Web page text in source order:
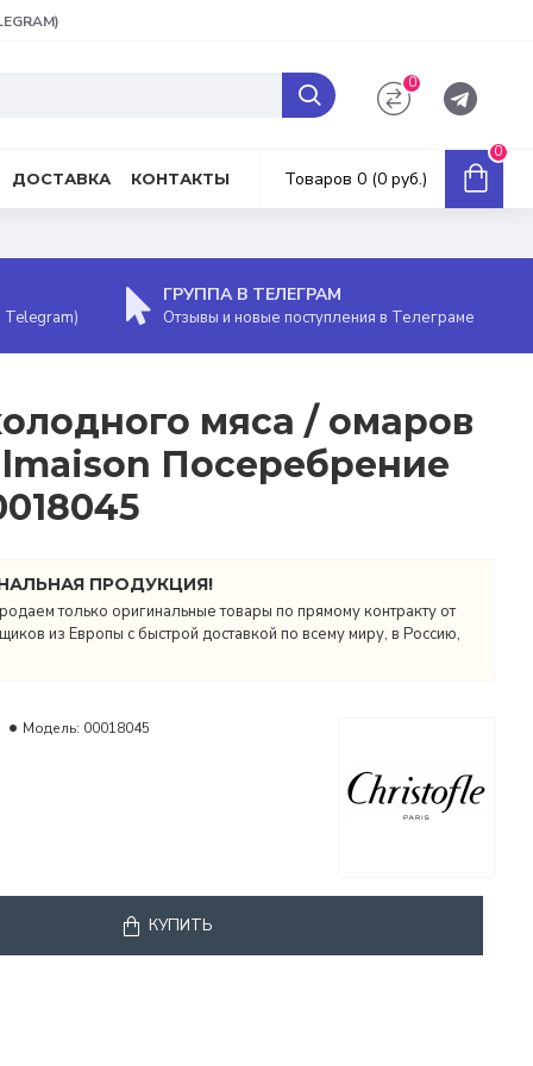
0
ДОСТАВКА КОНТАКТЫ Товаров 0 (0 руб.)
0
ГРУППА В ТЕЛЕГРАМ
Отзывы и новые поступления в Телеграме
мяса / омаров
Посеребрение
ПРОДУКЦИЯ!
только оригинальные товары по прямому контракту от
из Европы с быстрой доставкой по всему миру, в Россию,
Модель: 00018045
КУПИТЬ